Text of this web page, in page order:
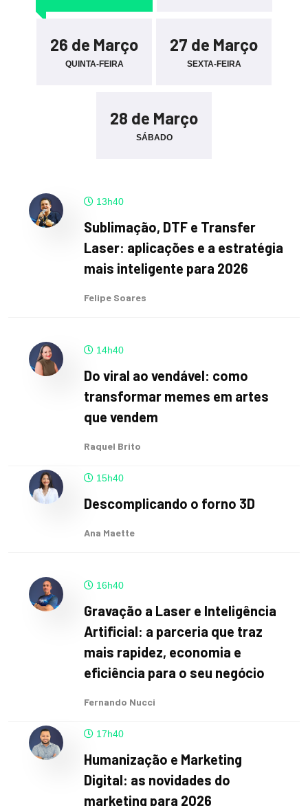
26 de Março
QUINTA-FEIRA
27 de Março
SEXTA-FEIRA
28 de Março
SÁBADO
13h40
Sublimação, DTF e Transfer
Laser: aplicações e a estratégia
mais inteligente para 2026
Felipe Soares
14h40
Do viral ao vendável: como
transformar memes em artes
que vendem
Raquel Brito
15h40
Descomplicando o forno 3D
Ana Maette
16h40
Gravação a Laser e Inteligência
Artificial: a parceria que traz
mais rapidez, economia e
eficiência para o seu negócio
Fernando Nucci
17h40
Humanização e Marketing
Digital: as novidades do
marketing para 2026